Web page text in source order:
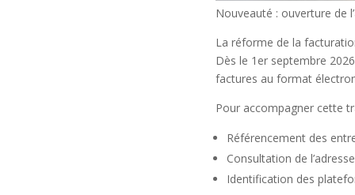
Nouveauté : ouverture de
La réforme de la
Dès le 1er septembre
factures au format
Pour accompagner cette
Référencement des
Consultation de
Identification des